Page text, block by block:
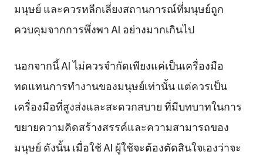
มนุษย์ และควรหลีกเลี่ยงสถานการณ์ที่มนุษย์ถูก
ควบคุมจากการพึ่งพา AI อย่างมากเกินไป
นอกจากนี้ AI ไม่ควรจำกัดเพียงแค่เป็นเครื่องมือ
ทดแทนการทำงานของมนุษย์เท่านั้น แต่ควรเป็น
เครื่องมือที่สูงส่งและสะดวกสบาย ที่มีบทบาทในการ
ขยายความคิดสร้างสรรค์และความสามารถของ
มนุษย์ ดังนั้น เมื่อใช้ AI ผู้ใช้จะต้องตัดสินใจเองว่าจะ